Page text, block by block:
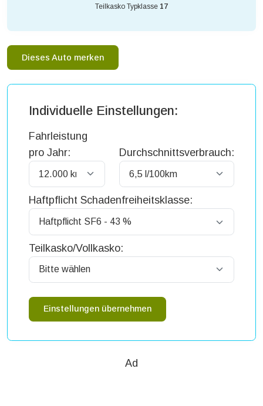
Teilkasko Typklasse 17
Dieses Auto merken
Individuelle Einstellungen:
Fahrleistung
pro Jahr:
Durchschnittsverbrauch:
Haftpflicht Schadenfreiheitsklasse:
Teilkasko/Vollkasko:
Einstellungen übernehmen
Ad